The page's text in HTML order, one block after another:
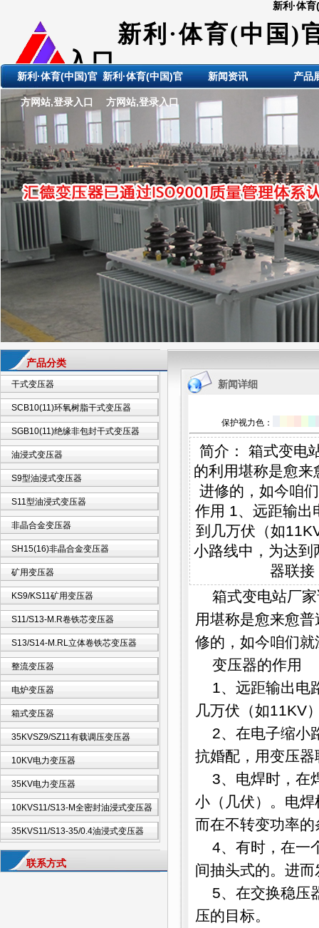
新利·体
新利·体育(中国)
入口
ShanDong HuiDE
新利·体育(中国)官
方网站,登录入口
新利·体育(中国)官
方网站,登录入口
新闻资讯 产品
产品分类
干式变压器
SCB10(11)环氧树脂干式变压器
SGB10(11)绝缘非包封干式变压器
油浸式变压器
S9型油浸式变压器
S11型油浸式变压器
非晶合金变压器
SH15(16)非晶合金变压器
矿用变压器
KS9/KS11矿用变压器
S11/S13-M.R卷铁芯变压器
S13/S14-M.RL立体卷铁芯变压器
整流变压器
电炉变压器
箱式变压器
35KVSZ9/SZ11有载调压变压器
10KV电力变压器
35KV电力变压器
10KVS11/S13-M全密封油浸式变压器
35KVS11/S13-35/0.4油浸式变压器
联系方式
新闻详细
保护视力色：
简介： 箱式变电
的利用堪称是愈
进修的，如今咱
作用 1、远距输出
到几万伏（如
小路线中，为达到
器联
箱式变电站厂家
用堪称是愈来愈
修的，如今咱们
变压器的作用
1、远距输出电
几万伏（如11KV
2、在电子缩小
抗婚配，用变压
3、电焊时，在
小（几伏）。电
而在不转变功率
4、有时，在一
间抽头式的。进
5、在交换稳压
压的目标。